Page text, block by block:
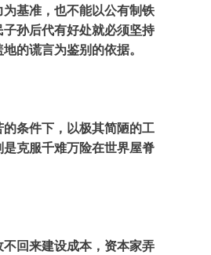
基准，也不能以公有制铁
孙后代有好处就必须坚持
的谎言为鉴别的依据。
条件下，以极其简陋的工
克服千难万险在世界屋脊
回来建设成本，资本家弄